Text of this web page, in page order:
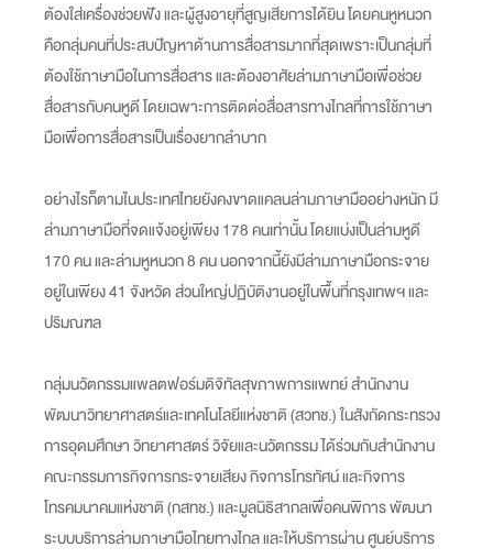
ต้องใส่เครื่องช่วยฟัง และผู้สูงอายุที่สูญเสียการได้ยิน โดยคนหูหนวก
คือกลุ่มคนที่ประสบปัญหาด้านการสื่อสารมากที่สุดเพราะเป็นกลุ่มที่
ต้องใช้ภาษามือในการสื่อสาร และต้องอาศัยล่ามภาษามือเพื่อช่วย
สื่อสารกับคนหูดี โดยเฉพาะการติดต่อสื่อสารทางไกลที่การใช้ภาษา
มือเพื่อการสื่อสารเป็นเรื่องยากลำบาก
อย่างไรก็ตามในประเทศไทยยังคงขาดแคลนล่ามภาษามืออย่างหนัก มี
ล่ามภาษามือที่จดแจ้งอยู่เพียง 178 คนเท่านั้น โดยแบ่งเป็นล่ามหูดี
170 คน และล่ามหูหนวก 8 คน นอกจากนี้ยังมีล่ามภาษามือกระจาย
อยู่ในเพียง 41 จังหวัด ส่วนใหญ่ปฏิบัติงานอยู่ในพื้นที่กรุงเทพฯ และ
ปริมณฑล
กลุ่มนวัตกรรมแพลตฟอร์มดิจิทัลสุขภาพการแพทย์ สำนักงาน
พัฒนาวิทยาศาสตร์และเทคโนโลยีแห่งชาติ (สวทช.) ในสังกัดกระทรวง
การอุดมศึกษา วิทยาศาสตร์ วิจัยและนวัตกรรม ได้ร่วมกับสำนักงาน
คณะกรรมการกิจการกระจายเสียง กิจการโทรทัศน์ และกิจการ
โทรคมนาคมแห่งชาติ (กสทช.) และมูลนิธิสากลเพื่อคนพิการ พัฒนา
ระบบบริการล่ามภาษามือไทยทางไกล และให้บริการผ่าน ศูนย์บริการ